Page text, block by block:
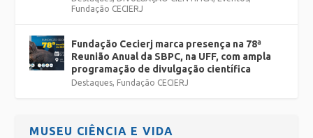
Fundação CECIERJ
Fundação Cecierj marca presença na 78ª
Reunião Anual da SBPC, na UFF, com ampla
programação de divulgação científica
Destaques, Fundação CECIERJ
MUSEU CIÊNCIA E VIDA